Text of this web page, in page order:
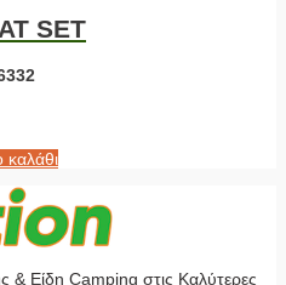
SET
& Είδη Camping στις Καλύτερες